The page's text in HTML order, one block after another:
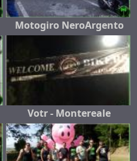
Motogiro NeroArgento
Votr - Montereale